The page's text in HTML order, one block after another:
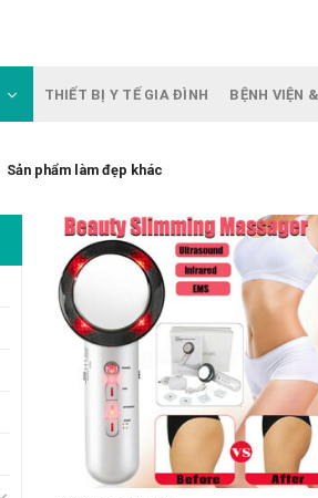
THIẾT BỊ Y TẾ GIA ĐÌNH BỆNH VIỆN
Sản phẩm làm đẹp khác
+